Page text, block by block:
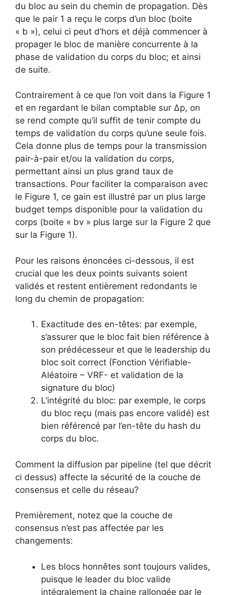
du bloc au sein du chemin de propagation. Dès
que le pair 1 a reçu le corps d’un bloc (boite
« b »), celui ci peut d’hors et déjà commencer à
propager le bloc de manière concurrente à la
phase de validation du corps du bloc; et ainsi
de suite.
Contrairement à ce que l’on voit dans la Figure 1
et en regardant le bilan comptable sur Δp, on
se rend compte qu’il suffit de tenir compte du
temps de validation du corps qu’une seule fois.
Cela donne plus de temps pour la transmission
pair-à-pair et/ou la validation du corps,
permettant ainsi un plus grand taux de
transactions. Pour faciliter la comparaison avec
le Figure 1, ce gain est illustré par un plus large
budget temps disponible pour la validation du
corps (boite « bv » plus large sur la Figure 2 que
sur la Figure 1).
Pour les raisons énoncées ci-dessous, il est
crucial que les deux points suivants soient
validés et restent entièrement redondants le
long du chemin de propagation:
Exactitude des en-têtes: par exemple,
s’assurer que le bloc fait bien référence à
son prédécesseur et que le leadership du
bloc soit correct (Fonction Vérifiable-
Aléatoire – VRF- et validation de la
signature du bloc)
L’intégrité du bloc: par exemple, le corps
du bloc reçu (mais pas encore validé) est
bien référencé par l’en-tête du hash du
corps du bloc.
Comment la diffusion par pipeline (tel que décrit
ci dessus) affecte la sécurité de la couche de
consensus et celle du réseau?
Premièrement, notez que la couche de
consensus n’est pas affectée par les
changements:
Les blocs honnêtes sont toujours valides,
puisque le leader du bloc valide
intégralement la chaine rallongée par le